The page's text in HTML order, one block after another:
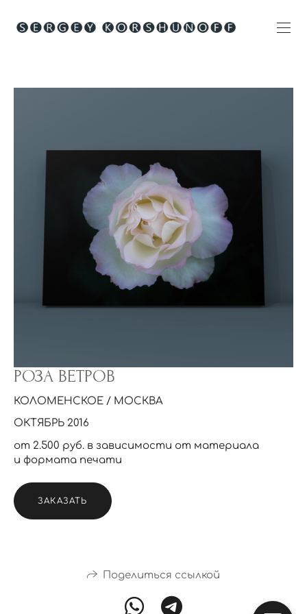
РОЗА ВЕТРОВ
КОЛОМЕНСКОЕ / МОСКВА
ОКТЯБРЬ 2016
от 2.500 руб. в зависимости от материала
и формата печати
ЗАКАЗАТЬ
Поделиться ссылкой